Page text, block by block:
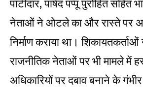
पाटीदार, पार्षद पप्पू पुरोहित
नेताओं ने ओटले का और रास्ते पर
निर्माण कराया था।
राजनीतिक नेताओं पर भी मामले में
अधिकारियों पर दबाव बनाने के